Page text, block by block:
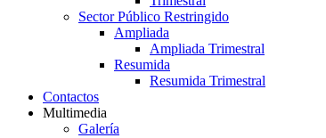
Sector Público Restringido
Ampliada
Ampliada Trimestral
Resumida
Resumida Trimestral
Contactos
Multimedia
Galería